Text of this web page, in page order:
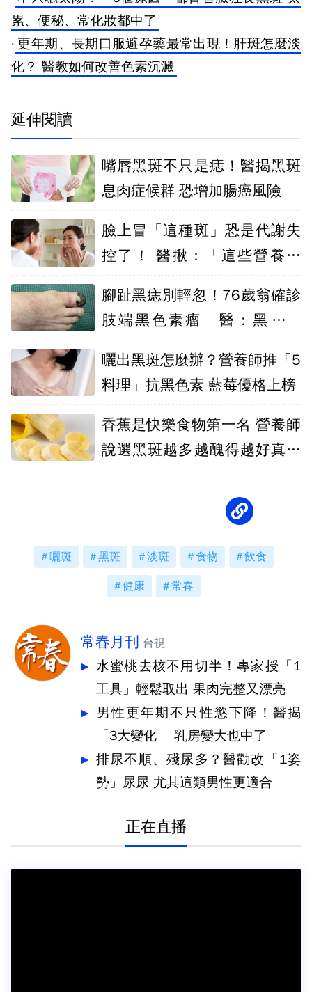
累、便秘、常化妝都中了
· 更年期、長期口服避孕藥最常出現！肝斑怎麼淡
化？ 醫教如何改善色素沉澱
延伸閱讀
嘴唇黑斑不只是痣！醫揭黑斑
息肉症候群 恐增加腸癌風險
臉上冒「這種斑」恐是代謝失
控了！ 醫揪：「這些營養食
腳趾黑痣別輕忽！76歲翁確診
肢端黑色素瘤 醫：黑斑擴
曬出黑斑怎麼辦？營養師推「5
料理」抗黑色素 藍莓優格上榜
香蕉是快樂食物第一名 營養師
說選黑斑越多越醜得越好真的
曬斑 黑斑 淡斑 食物 飲食
健康 常春
常春月刊 台視
水蜜桃去核不用切半！專家授「1
工具」輕鬆取出 果肉完整又漂亮
男性更年期不只性慾下降！醫揭
「3大變化」 乳房變大也中了
排尿不順、殘尿多？醫勸改「1姿
勢」尿尿 尤其這類男性更適合
正在直播